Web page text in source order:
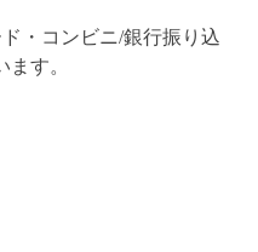
・コンビニ/銀行振り込
す。